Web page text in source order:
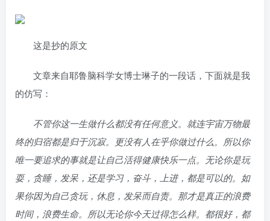
这是抄的原文
文章来自耶鲁脑科学女博士琳子的一段话，下面就是我
的仿写：
不管你这一生做什么都没有任何意义。就连宇宙万物最
终的归宿都是归于沉寂。更没有人在乎你做过什么。所以你
唯一要追求的事就是让自己活得健康快乐一点。无论你是玩
耍，贪睡，发呆，还是学习，奋斗，上进，都是可以的。如
果你因为自己贪玩，休息，发呆而自责。那才是真正的浪费
时间，浪费生命。所以无论你今天过得怎么样。都很好，都